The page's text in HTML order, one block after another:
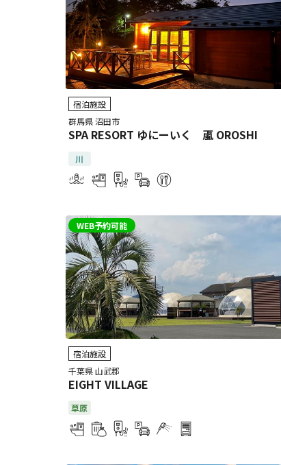
宿泊施設
群馬県 沼田市
SPA RESORT ゆにーいく 颪 OROSHI
川
WEB予約可能
宿泊施設
千葉県 山武郡
EIGHT VILLAGE
草原